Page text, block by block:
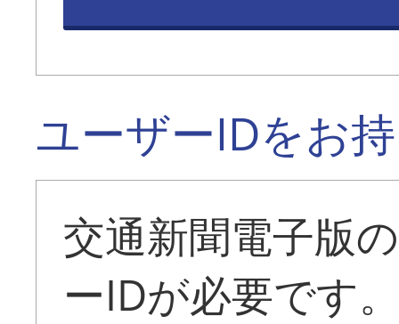
ユーザーIDをお
交通新聞電子版
ーIDが必要です